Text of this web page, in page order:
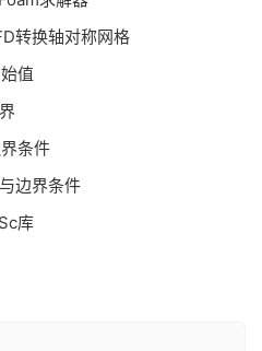
转换轴对称网格
值
条件
边界条件
库